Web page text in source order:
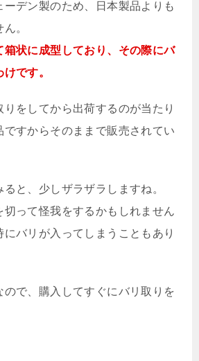
ーデン製のため、日本製品よりも
。
箱状に成型しており、その際にバ
です。
をしてから出荷するのが当たり
すからそのままで販売されてい
と、少しザラザラしますね。
切って怪我をするかもしれません
にバリが入ってしまうこともあり
ので、購入してすぐにバリ取りを